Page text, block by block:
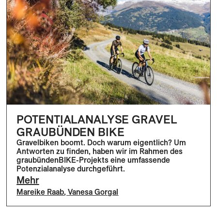
POTENTIALANALYSE GRAVEL
GRAUBÜNDEN BIKE
Gravelbiken boomt. Doch warum eigentlich? Um
Antworten zu finden, haben wir im Rahmen des
graubündenBIKE-Projekts eine umfassende
Potenzialanalyse durchgeführt.
Mehr
Mareike Raab,Vanesa Gorgal